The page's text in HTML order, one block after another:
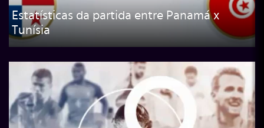
Estatísticas da partida entre Panamá x
Tunísia